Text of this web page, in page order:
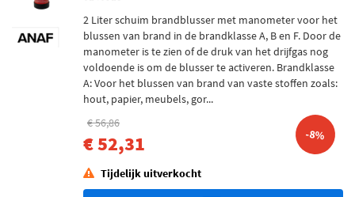
2 Liter schuim brandblusser met manometer voor het
blussen van brand in de brandklasse A, B en F. Door de
manometer is te zien of de druk van het drijfgas nog
voldoende is om de blusser te activeren. Brandklasse
A: Voor het blussen van brand van vaste stoffen zoals:
hout, papier, meubels, gor...
€ 56,86
€ 52,31 -8%
Tijdelijk uitverkocht